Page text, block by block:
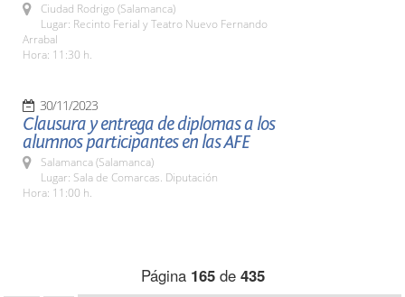
Ciudad Rodrigo (Salamanca)
Lugar: Recinto Ferial y Teatro Nuevo Fernando
Arrabal
Hora: 11:30 h.
30/11/2023
Clausura y entrega de diplomas a los
alumnos participantes en las AFE
Salamanca (Salamanca)
Lugar: Sala de Comarcas. Diputación
Hora: 11:00 h.
Página 165de 435